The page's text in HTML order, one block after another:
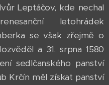
Leptáčov, kde nechal
letohrádek
se však zřejmě o
a 31. srpna 1580
sedlčanského panství
Krčín měl získat panství